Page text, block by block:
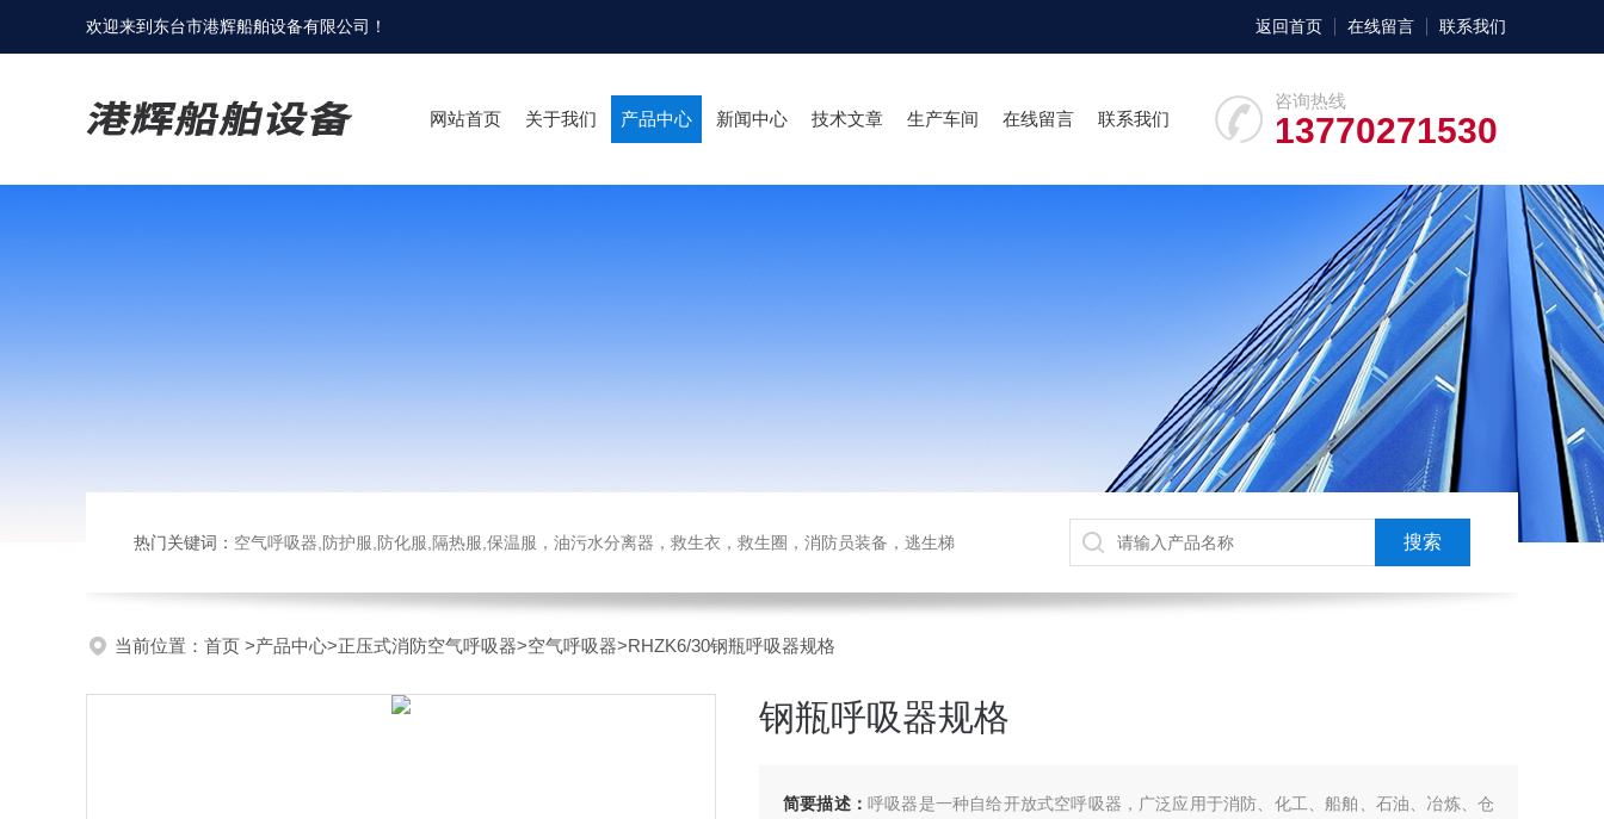
欢迎来到 东台市港辉船舶设备有限公司 ！ 返回首页 在线留言 联系我们
咨询热线
13770271530
网站首页 关于我们 产品中心 新闻中心 技术文章 生产车间 在线留言 联系我们
热门关键词： 空气呼吸器,防护服,防化服,隔热服,保温服，油污水分离器，救生衣，救生圈，消防员装备，逃生梯
当前位置： 首页 >产品中心>正压式消防空气呼吸器>空气呼吸器>RHZK6/30钢瓶呼吸器规格
钢瓶呼吸器规格
简要描述： 呼吸器是一种自给开放式空呼吸器，广泛应用于消防、化工、船舶、石油、冶炼、仓